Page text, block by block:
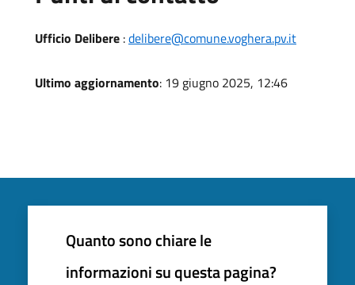
Ufficio Delibere :delibere@comune.voghera.pv.it
Ultimo aggiornamento: 19 giugno 2025, 12:46
Quanto sono chiare le
informazioni su questa pagina?